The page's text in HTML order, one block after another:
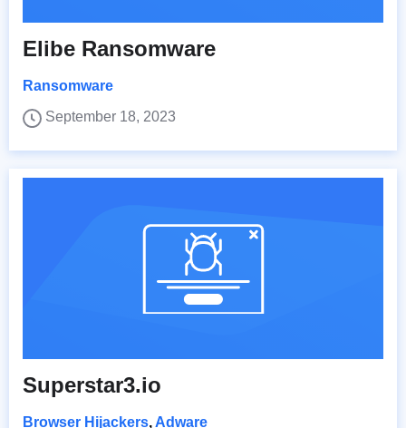
Elibe Ransomware
Ransomware
September 18, 2023
Superstar3.io
Browser Hijackers, Adware